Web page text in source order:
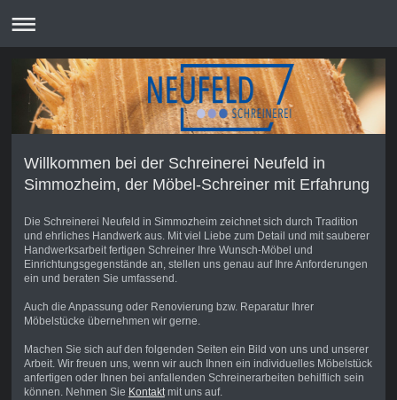
Willkommen bei der Schreinerei Neufeld in
Simmozheim, der Möbel-Schreiner mit Erfahrung
Die Schreinerei Neufeld in Simmozheim zeichnet sich durch Tradition
und ehrliches Handwerk aus. Mit viel Liebe zum Detail und mit sauberer
Handwerksarbeit fertigen Schreiner Ihre Wunsch-Möbel und
Einrichtungsgegenstände an, stellen uns genau auf Ihre Anforderungen
ein und beraten Sie umfassend.
Auch die Anpassung oder Renovierung bzw. Reparatur Ihrer
Möbelstücke übernehmen wir gerne.
Machen Sie sich auf den folgenden Seiten ein Bild von uns und unserer
Arbeit. Wir freuen uns, wenn wir auch Ihnen ein individuelles Möbelstück
anfertigen oder Ihnen bei anfallenden Schreinerarbeiten behilflich sein
können. Nehmen Sie Kontaktmit uns auf.